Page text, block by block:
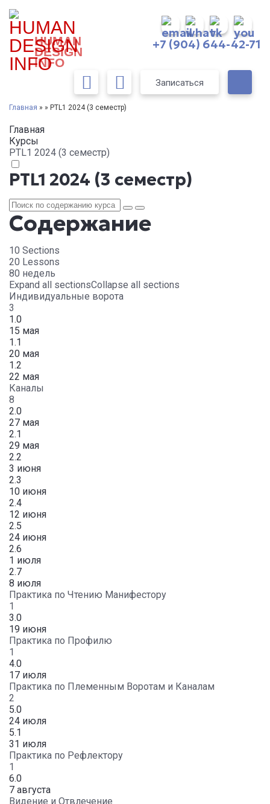
HUMAN
DESIGN
INFO
+7 (904) 644-42-71
Записаться
Главная » » PTL1 2024 (3 семестр)
Главная
Курсы
PTL1 2024 (3 семестр)
PTL1 2024 (3 семестр)
Содержание
10 Sections
20 Lessons
80 недель
Expand all sectionsCollapse all sections
Индивидуальные ворота
3
1.0
15 мая
1.1
20 мая
1.2
22 мая
Каналы
8
2.0
27 мая
2.1
29 мая
2.2
3 июня
2.3
10 июня
2.4
12 июня
2.5
24 июня
2.6
1 июля
2.7
8 июля
Практика по Чтению Манифестору
1
3.0
19 июня
Практика по Профилю
1
4.0
17 июля
Практика по Племенным Воротам и Каналам
2
5.0
24 июля
5.1
31 июля
Практика по Рефлектору
1
6.0
7 августа
Видение и Отвлечение